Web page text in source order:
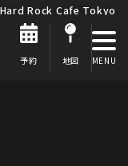
Hard Rock Cafe Tokyo
予約 地図